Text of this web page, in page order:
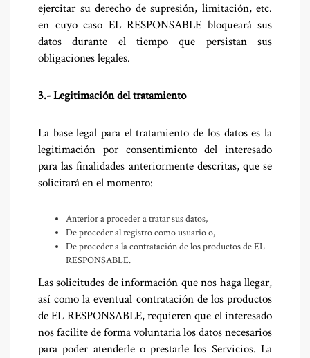
ejercitar su derecho de supresión, limitación, etc.
en cuyo caso EL RESPONSABLE bloqueará sus
datos durante el tiempo que persistan sus
obligaciones legales.
3.- Legitimación del tratamiento
La base legal para el tratamiento de los datos es la
legitimación por consentimiento del interesado
para las finalidades anteriormente descritas, que se
solicitará en el momento:
Anterior a proceder a tratar sus datos,
De proceder al registro como usuario o,
De proceder a la contratación de los productos de EL
RESPONSABLE.
Las solicitudes de información que nos haga llegar,
así como la eventual contratación de los productos
de EL RESPONSABLE, requieren que el interesado
nos facilite de forma voluntaria los datos necesarios
para poder atenderle o prestarle los Servicios. La